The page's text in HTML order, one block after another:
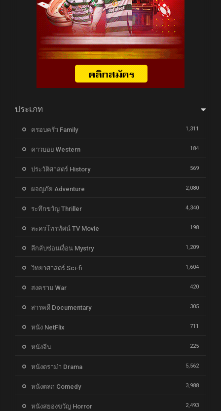
ประเภท
ครอบครัว Family 1,311
คาวบอย Western 184
ประวัติศาสตร์ History 569
ผจญภัย Adventure 2,080
ระทึกขวัญ Thriller 4,340
ละครโทรทัศน์ TV Movie 198
ลึกลับซ่อนเงื่อน Mystry 1,209
วิทยาศาสตร์ Sci-fi 1,604
สงคราม War 420
สารคดี Documentary 305
หนัง NetFlix 711
หนังจีน 225
หนังดราม่า Drama 5,562
หนังตลก Comedy 3,988
หนังสยองขวัญ Horror 2,493